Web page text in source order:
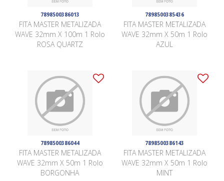
7898500386013
FITA MASTER METALIZADA
WAVE 32mm X 100m 1 Rolo
ROSA QUARTZ
7898500385436
FITA MASTER METALIZADA
WAVE 32mm X 50m 1 Rolo
AZUL
7898500386044
FITA MASTER METALIZADA
WAVE 32mm X 50m 1 Rolo
BORGONHA
7898500386143
FITA MASTER METALIZADA
WAVE 32mm X 50m 1 Rolo
MINT